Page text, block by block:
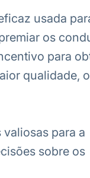
usada
os
para
qualidade,
para a
sobre os